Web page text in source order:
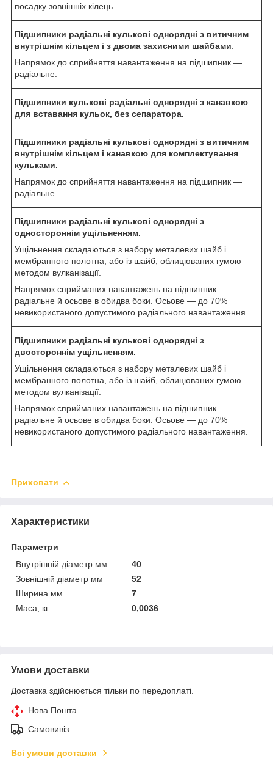
посадку зовнішніх кілець.
Підшипники радіальні кулькові однорядні з витичним
внутрішнім кільцем і з двома захисними шайбами
Напрямок до сприйняття навантаження на підшипник —
радіальне.
Підшипники кулькові радіальні однорядні з канавкою
для вставання кульок, без сепаратора.
Підшипники радіальні кулькові однорядні з витичним
внутрішнім кільцем і канавкою для комплектування
кульками.
Напрямок до сприйняття навантаження на підшипник —
радіальне.
Підшипники радіальні кулькові однорядні з
одностороннім ущільненням.
Ущільнення складаються з набору металевих шайб і
мембранного полотна, або із шайб, облицюваних гумою
методом вулканізації.
Напрямок сприйманих навантажень на підшипник —
радіальне й осьове в обидва боки. Осьове — до 70%
невикористаного допустимого радіального навантаження.
Підшипники радіальні кулькові однорядні з
двостороннім ущільненням.
Ущільнення складаються з набору металевих шайб і
мембранного полотна, або із шайб, облицюваних гумою
методом вулканізації.
Напрямок сприйманих навантажень на підшипник —
радіальне й осьове в обидва боки. Осьове — до 70%
невикористаного допустимого радіального навантаження.
Приховати
Характеристики
Параметри
Внутрішній діаметр мм
40
Зовнішній діаметр мм
52
Ширина мм
7
Маса, кг
0,0036
Умови доставки
Доставка здійснюється тільки по передоплаті.
Нова Пошта
Самовивіз
Всі умови доставки